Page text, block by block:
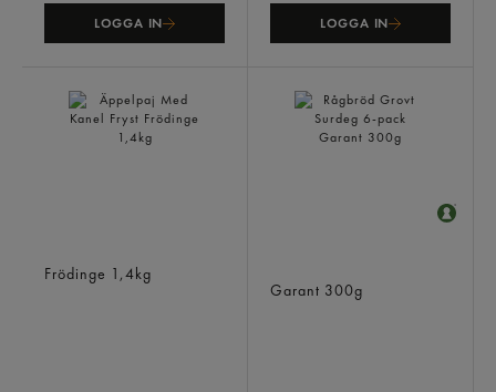
LOGGA IN LOGGA IN
Frödinge 1,4kg
Garant 300g